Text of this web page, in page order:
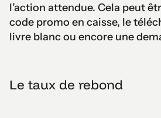
l’action attendue. Cela peut
code promo en caisse, le
livre blanc ou encore une
Le taux de rebond